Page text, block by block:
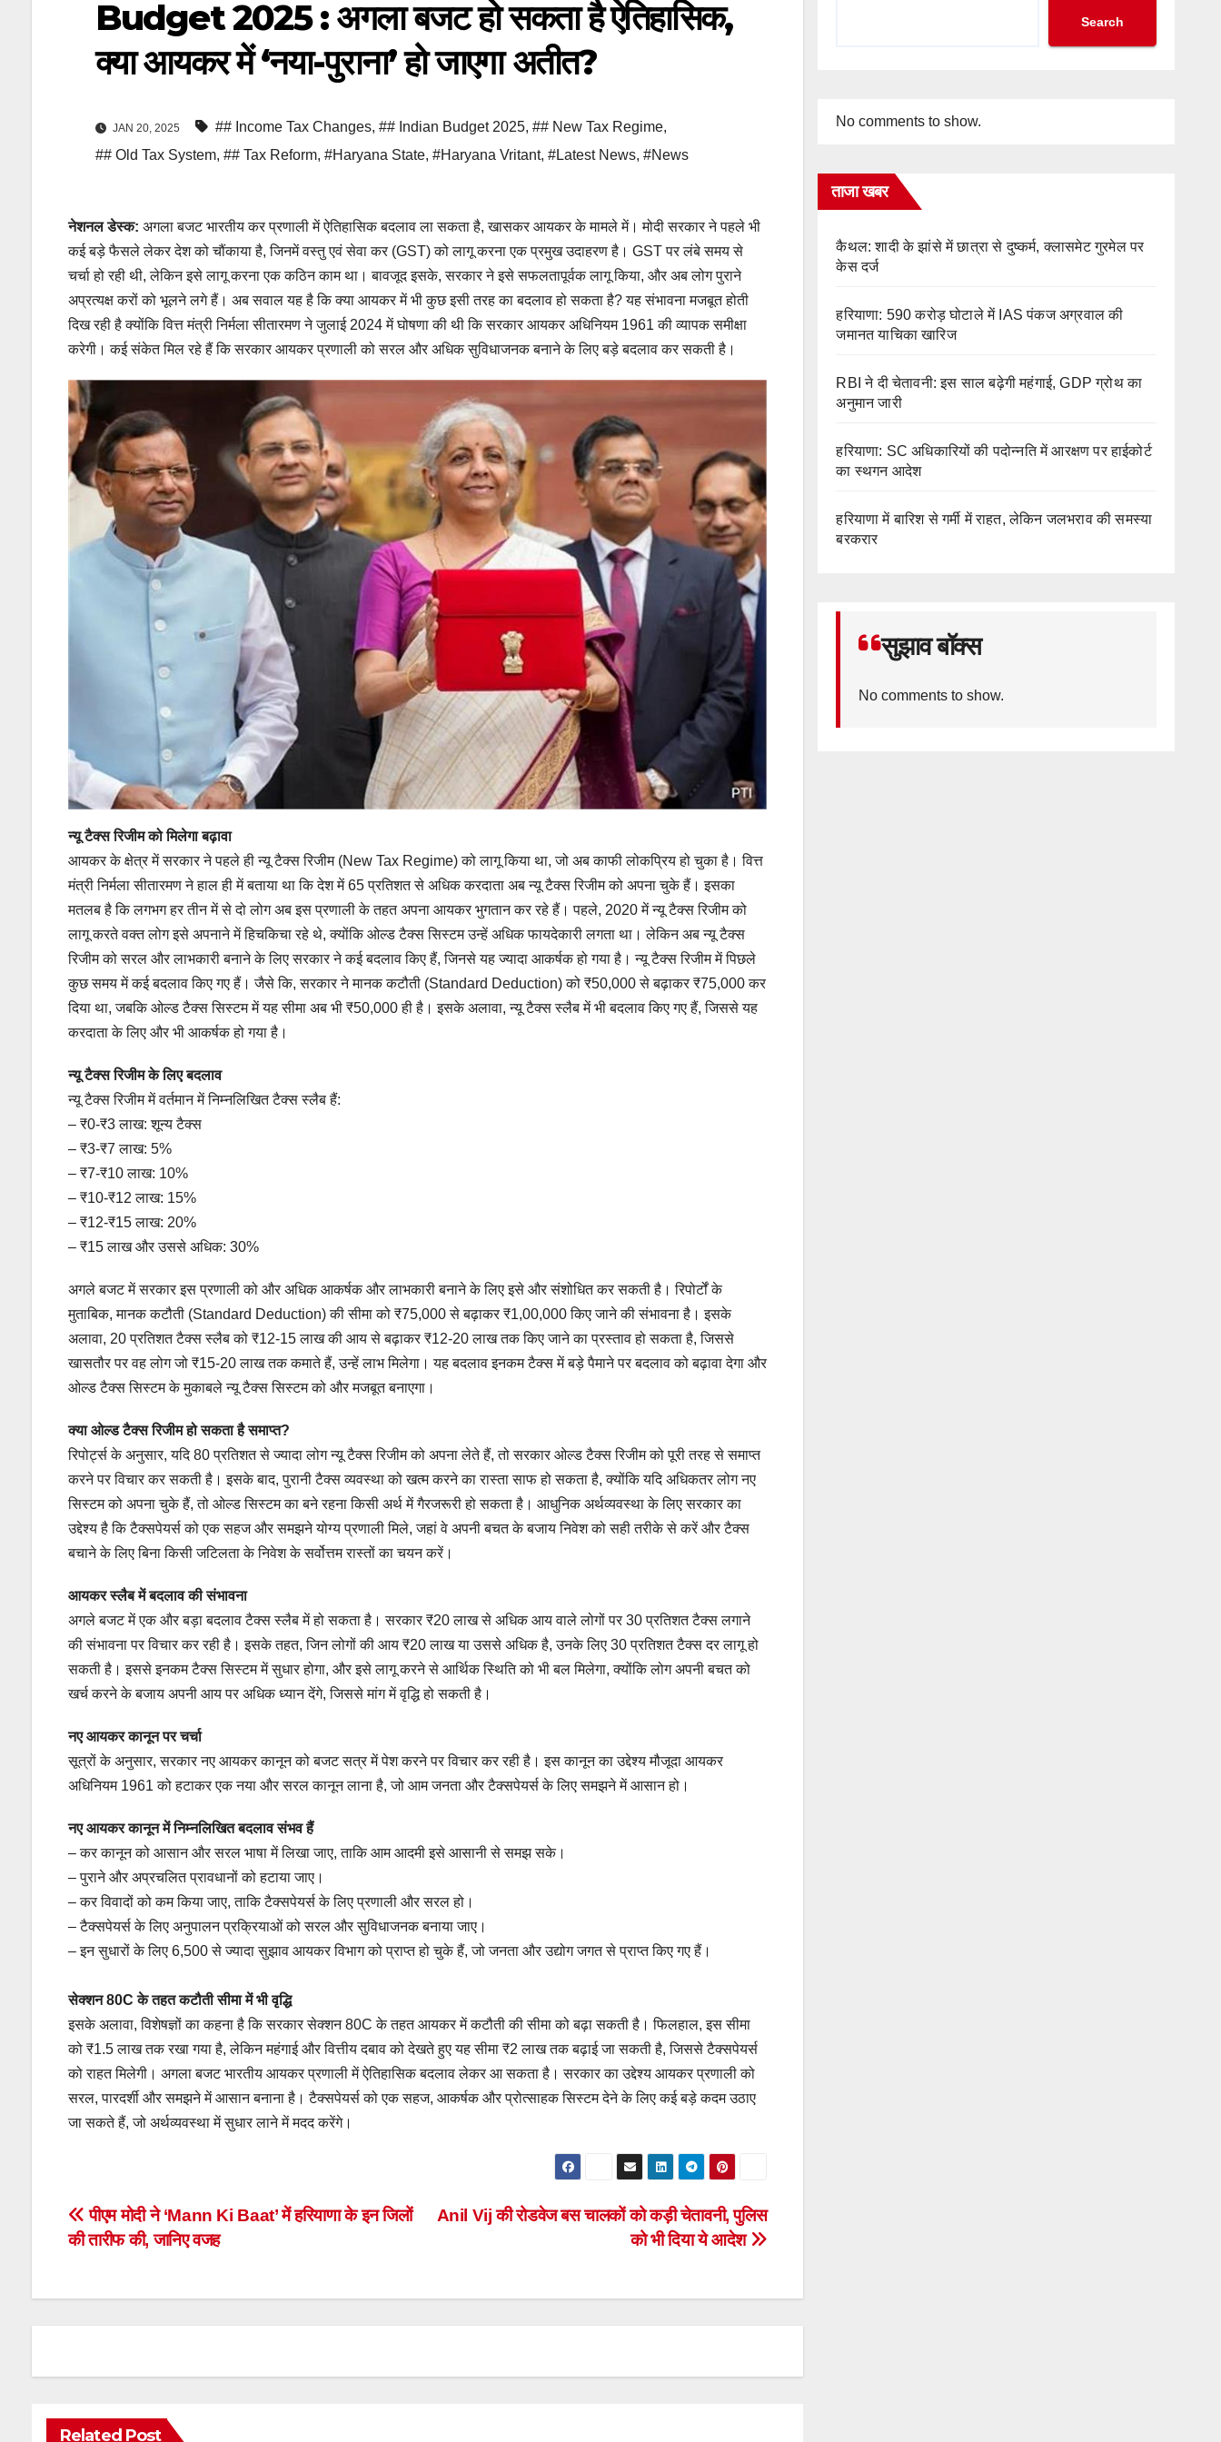
Budget 2025 : अगला बजट हो सकता है ऐतिहासिक,
क्या आयकर में ‘नया-पुराना’ हो जाएगा अतीत?
JAN 20, 2025 ## Income Tax Changes, ## Indian Budget 2025, ## New Tax Regime,
## Old Tax System, ## Tax Reform, #Haryana State, #Haryana Vritant, #Latest News, #News
नेशनल डेस्क: अगला बजट भारतीय कर प्रणाली में ऐतिहासिक बदलाव ला सकता है, खासकर आयकर के मामले में। मोदी सरकार ने पहले भी
कई बड़े फैसले लेकर देश को चौंकाया है, जिनमें वस्तु एवं सेवा कर (GST) को लागू करना एक प्रमुख उदाहरण है। GST पर लंबे समय से
चर्चा हो रही थी, लेकिन इसे लागू करना एक कठिन काम था। बावजूद इसके, सरकार ने इसे सफलतापूर्वक लागू किया, और अब लोग पुराने
अप्रत्यक्ष करों को भूलने लगे हैं। अब सवाल यह है कि क्या आयकर में भी कुछ इसी तरह का बदलाव हो सकता है? यह संभावना मजबूत होती
दिख रही है क्योंकि वित्त मंत्री निर्मला सीतारमण ने जुलाई 2024 में घोषणा की थी कि सरकार आयकर अधिनियम 1961 की व्यापक समीक्षा
करेगी। कई संकेत मिल रहे हैं कि सरकार आयकर प्रणाली को सरल और अधिक सुविधाजनक बनाने के लिए बड़े बदलाव कर सकती है।
न्यू टैक्स रिजीम को मिलेगा बढ़ावा
आयकर के क्षेत्र में सरकार ने पहले ही न्यू टैक्स रिजीम (New Tax Regime) को लागू किया था, जो अब काफी लोकप्रिय हो चुका है। वित्त
मंत्री निर्मला सीतारमण ने हाल ही में बताया था कि देश में 65 प्रतिशत से अधिक करदाता अब न्यू टैक्स रिजीम को अपना चुके हैं। इसका
मतलब है कि लगभग हर तीन में से दो लोग अब इस प्रणाली के तहत अपना आयकर भुगतान कर रहे हैं। पहले, 2020 में न्यू टैक्स रिजीम को
लागू करते वक्त लोग इसे अपनाने में हिचकिचा रहे थे, क्योंकि ओल्ड टैक्स सिस्टम उन्हें अधिक फायदेकारी लगता था। लेकिन अब न्यू टैक्स
रिजीम को सरल और लाभकारी बनाने के लिए सरकार ने कई बदलाव किए हैं, जिनसे यह ज्यादा आकर्षक हो गया है। न्यू टैक्स रिजीम में पिछले
कुछ समय में कई बदलाव किए गए हैं। जैसे कि, सरकार ने मानक कटौती (Standard Deduction) को ₹50,000 से बढ़ाकर ₹75,000 कर
दिया था, जबकि ओल्ड टैक्स सिस्टम में यह सीमा अब भी ₹50,000 ही है। इसके अलावा, न्यू टैक्स स्लैब में भी बदलाव किए गए हैं, जिससे यह
करदाता के लिए और भी आकर्षक हो गया है।
न्यू टैक्स रिजीम के लिए बदलाव
न्यू टैक्स रिजीम में वर्तमान में निम्नलिखित टैक्स स्लैब हैं:
– ₹0-₹3 लाख: शून्य टैक्स
– ₹3-₹7 लाख: 5%
– ₹7-₹10 लाख: 10%
– ₹10-₹12 लाख: 15%
– ₹12-₹15 लाख: 20%
– ₹15 लाख और उससे अधिक: 30%
अगले बजट में सरकार इस प्रणाली को और अधिक आकर्षक और लाभकारी बनाने के लिए इसे और संशोधित कर सकती है। रिपोर्टों के
मुताबिक, मानक कटौती (Standard Deduction) की सीमा को ₹75,000 से बढ़ाकर ₹1,00,000 किए जाने की संभावना है। इसके
अलावा, 20 प्रतिशत टैक्स स्लैब को ₹12-15 लाख की आय से बढ़ाकर ₹12-20 लाख तक किए जाने का प्रस्ताव हो सकता है, जिससे
खासतौर पर वह लोग जो ₹15-20 लाख तक कमाते हैं, उन्हें लाभ मिलेगा। यह बदलाव इनकम टैक्स में बड़े पैमाने पर बदलाव को बढ़ावा देगा और
ओल्ड टैक्स सिस्टम के मुकाबले न्यू टैक्स सिस्टम को और मजबूत बनाएगा।
क्या ओल्ड टैक्स रिजीम हो सकता है समाप्त?
रिपोर्ट्स के अनुसार, यदि 80 प्रतिशत से ज्यादा लोग न्यू टैक्स रिजीम को अपना लेते हैं, तो सरकार ओल्ड टैक्स रिजीम को पूरी तरह से समाप्त
करने पर विचार कर सकती है। इसके बाद, पुरानी टैक्स व्यवस्था को खत्म करने का रास्ता साफ हो सकता है, क्योंकि यदि अधिकतर लोग नए
सिस्टम को अपना चुके हैं, तो ओल्ड सिस्टम का बने रहना किसी अर्थ में गैरजरूरी हो सकता है। आधुनिक अर्थव्यवस्था के लिए सरकार का
उद्देश्य है कि टैक्सपेयर्स को एक सहज और समझने योग्य प्रणाली मिले, जहां वे अपनी बचत के बजाय निवेश को सही तरीके से करें और टैक्स
बचाने के लिए बिना किसी जटिलता के निवेश के सर्वोत्तम रास्तों का चयन करें।
आयकर स्लैब में बदलाव की संभावना
अगले बजट में एक और बड़ा बदलाव टैक्स स्लैब में हो सकता है। सरकार ₹20 लाख से अधिक आय वाले लोगों पर 30 प्रतिशत टैक्स लगाने
की संभावना पर विचार कर रही है। इसके तहत, जिन लोगों की आय ₹20 लाख या उससे अधिक है, उनके लिए 30 प्रतिशत टैक्स दर लागू हो
सकती है। इससे इनकम टैक्स सिस्टम में सुधार होगा, और इसे लागू करने से आर्थिक स्थिति को भी बल मिलेगा, क्योंकि लोग अपनी बचत को
खर्च करने के बजाय अपनी आय पर अधिक ध्यान देंगे, जिससे मांग में वृद्धि हो सकती है।
नए आयकर कानून पर चर्चा
सूत्रों के अनुसार, सरकार नए आयकर कानून को बजट सत्र में पेश करने पर विचार कर रही है। इस कानून का उद्देश्य मौजूदा आयकर
अधिनियम 1961 को हटाकर एक नया और सरल कानून लाना है, जो आम जनता और टैक्सपेयर्स के लिए समझने में आसान हो।
नए आयकर कानून में निम्नलिखित बदलाव संभव हैं
– कर कानून को आसान और सरल भाषा में लिखा जाए, ताकि आम आदमी इसे आसानी से समझ सके।
– पुराने और अप्रचलित प्रावधानों को हटाया जाए।
– कर विवादों को कम किया जाए, ताकि टैक्सपेयर्स के लिए प्रणाली और सरल हो।
– टैक्सपेयर्स के लिए अनुपालन प्रक्रियाओं को सरल और सुविधाजनक बनाया जाए।
– इन सुधारों के लिए 6,500 से ज्यादा सुझाव आयकर विभाग को प्राप्त हो चुके हैं, जो जनता और उद्योग जगत से प्राप्त किए गए हैं।
सेक्शन 80C के तहत कटौती सीमा में भी वृद्धि
इसके अलावा, विशेषज्ञों का कहना है कि सरकार सेक्शन 80C के तहत आयकर में कटौती की सीमा को बढ़ा सकती है। फिलहाल, इस सीमा
को ₹1.5 लाख तक रखा गया है, लेकिन महंगाई और वित्तीय दबाव को देखते हुए यह सीमा ₹2 लाख तक बढ़ाई जा सकती है, जिससे टैक्सपेयर्स
को राहत मिलेगी। अगला बजट भारतीय आयकर प्रणाली में ऐतिहासिक बदलाव लेकर आ सकता है। सरकार का उद्देश्य आयकर प्रणाली को
सरल, पारदर्शी और समझने में आसान बनाना है। टैक्सपेयर्स को एक सहज, आकर्षक और प्रोत्साहक सिस्टम देने के लिए कई बड़े कदम उठाए
जा सकते हैं, जो अर्थव्यवस्था में सुधार लाने में मदद करेंगे।
Post
navigation
Anil Vij की रोडवेज बस चालकों को कड़ी चेतावनी, पुलिस
को भी दिया ये आदेश
पीएम मोदी ने ‘Mann Ki Baat’ में हरियाणा के इन जिलों
की तारीफ की, जानिए वजह
Related Post
Search
No comments to show.
ताजा खबर
कैथल: शादी के झांसे में छात्रा से दुष्कर्म, क्लासमेट गुरमेल पर
केस दर्ज
हरियाणा: 590 करोड़ घोटाले में IAS पंकज अग्रवाल की
जमानत याचिका खारिज
RBI ने दी चेतावनी: इस साल बढ़ेगी महंगाई, GDP ग्रोथ का
अनुमान जारी
हरियाणा: SC अधिकारियों की पदोन्नति में आरक्षण पर हाईकोर्ट
का स्थगन आदेश
हरियाणा में बारिश से गर्मी में राहत, लेकिन जलभराव की समस्या
बरकरार
सुझाव बॉक्स
No comments to show.